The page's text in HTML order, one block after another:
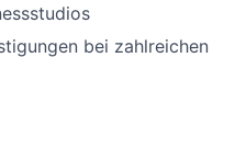
bei zahlreichen